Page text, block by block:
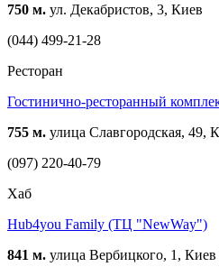
750 м. ул. Декабристов, 3, Киев
(044) 499-21-28
Ресторан
Гостинично-ресторанный
755 м. улица Славгородская, 49,
(097) 220-40-79
Хаб
Hub4you Family (ТЦ "NewWay")
841 м. улица Вербицкого, 1,